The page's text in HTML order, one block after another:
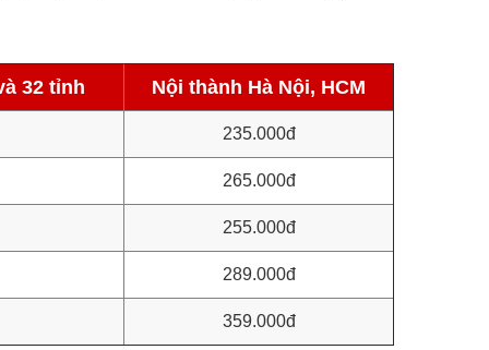
32 tỉnh Nội thành Hà Nội, HCM
235.000đ
265.000đ
255.000đ
289.000đ
359.000đ